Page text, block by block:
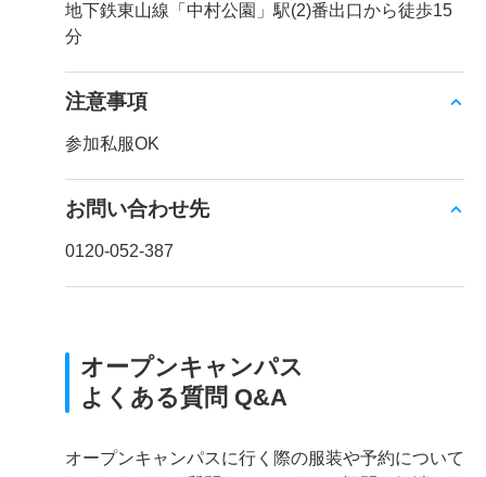
地下鉄東山線「中村公園」駅(2)番出口から徒歩15
分
注意事項
参加私服OK
お問い合わせ先
0120-052-387
オープンキャンパス
よくある質問 Q&A
オープンキャンパスに行く際の服装や予約について